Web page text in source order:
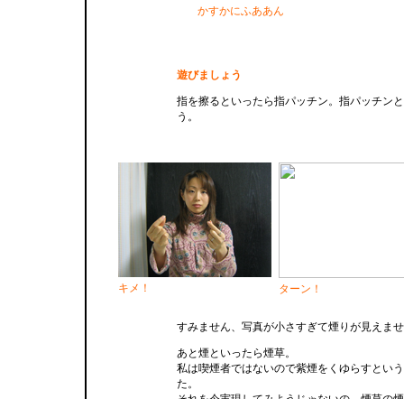
かすかにふああん
遊びましょう
指を擦るといったら指パッチン。指パッチン
う。
キメ！ ターン！
すみません、写真が小さすぎて煙りが見えま
あと煙といったら煙草。
私は喫煙者ではないので紫煙をくゆらすとい
た。